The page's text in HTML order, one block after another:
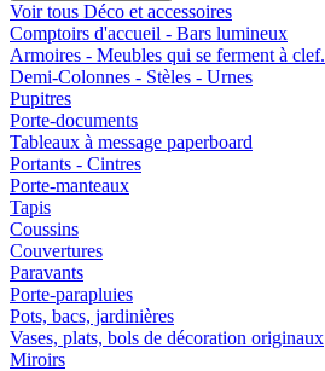
Voir tous Déco et accessoires
Comptoirs d'accueil - Bars lumineux
Armoires - Meubles qui se ferment à clef.
Demi-Colonnes - Stèles - Urnes
Pupitres
Porte-documents
Tableaux à message paperboard
Portants - Cintres
Porte-manteaux
Tapis
Coussins
Couvertures
Paravants
Porte-parapluies
Pots, bacs, jardinières
Vases, plats, bols de décoration originaux
Miroirs